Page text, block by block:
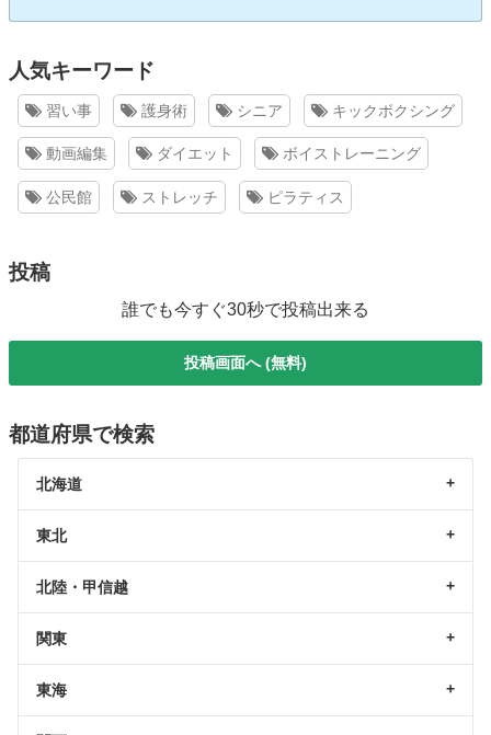
人気キーワード
習い事 護身術 シニア キックボクシング
動画編集 ダイエット ボイストレーニング
公民館 ストレッチ ピラティス
投稿
誰でも今すぐ30秒で投稿出来る
投稿画面へ (無料)
都道府県で検索
北海道
東北
北陸・甲信越
関東
東海